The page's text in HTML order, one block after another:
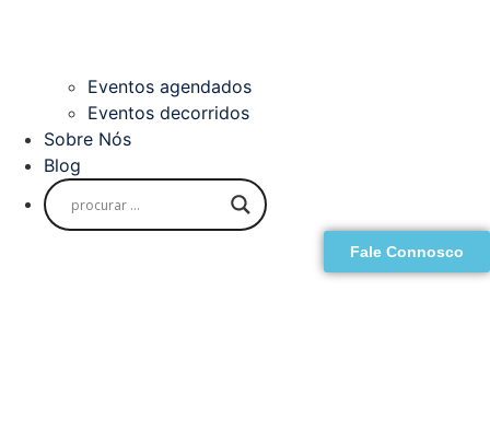
Eventos agendados
Eventos decorridos
Sobre Nós
Blog
Fale Connosco